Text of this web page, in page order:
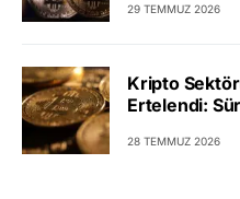
29 TEMMUZ 2026
Kripto
Ertelendi:
28 TEMMUZ 2026